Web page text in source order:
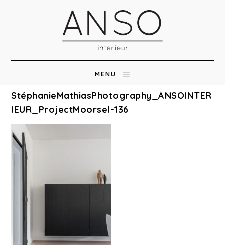
MENU
StéphanieMathiasPhotography_ANSOINTER
IEUR_ProjectMoorsel-136